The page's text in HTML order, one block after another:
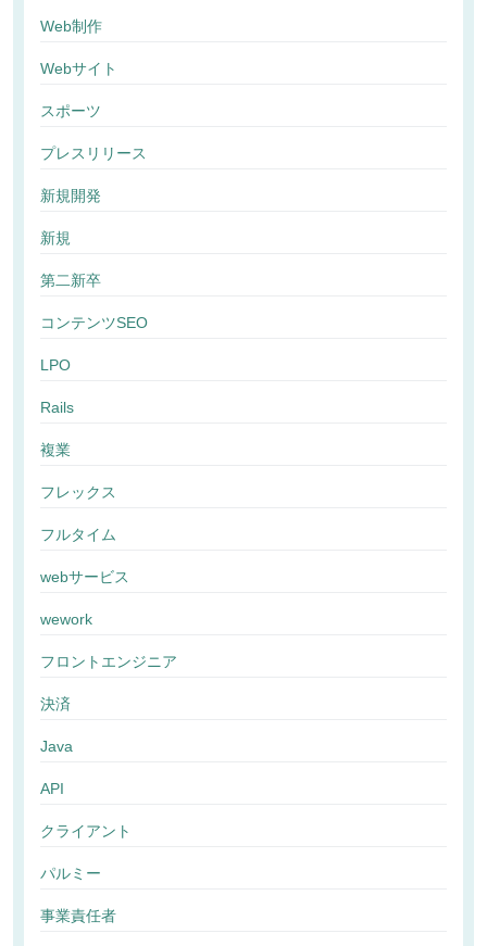
Web制作
Webサイト
スポーツ
プレスリリース
新規開発
新規
第二新卒
コンテンツSEO
LPO
Rails
複業
フレックス
フルタイム
webサービス
wework
フロントエンジニア
決済
Java
API
クライアント
パルミー
事業責任者